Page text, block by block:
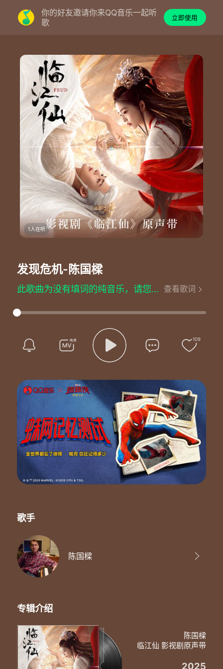
你的好友邀请你来QQ音乐一起听
歌
立即使用
1人在听
发现危机-陈国樑
此歌曲为没有填词的纯音乐，请您欣赏 查看歌词
109
歌手
陈国樑
专辑介绍
陈国樑
临江仙 影视剧原声带
2025